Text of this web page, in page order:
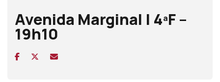
Avenida Marginal | 4ªF –
19h10